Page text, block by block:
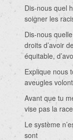
Dis-nous quel
soigner les
Dis-nous
droits d’avoir
équitable,
Explique nous
aveugles
Avant que tu
vise pas la
Le système
sont